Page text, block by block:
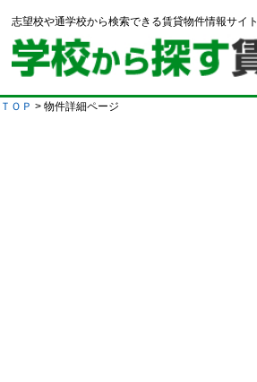
志望校や通学校から検索できる賃貸物件情報サイト
ＴＯＰ > 物件詳細ページ